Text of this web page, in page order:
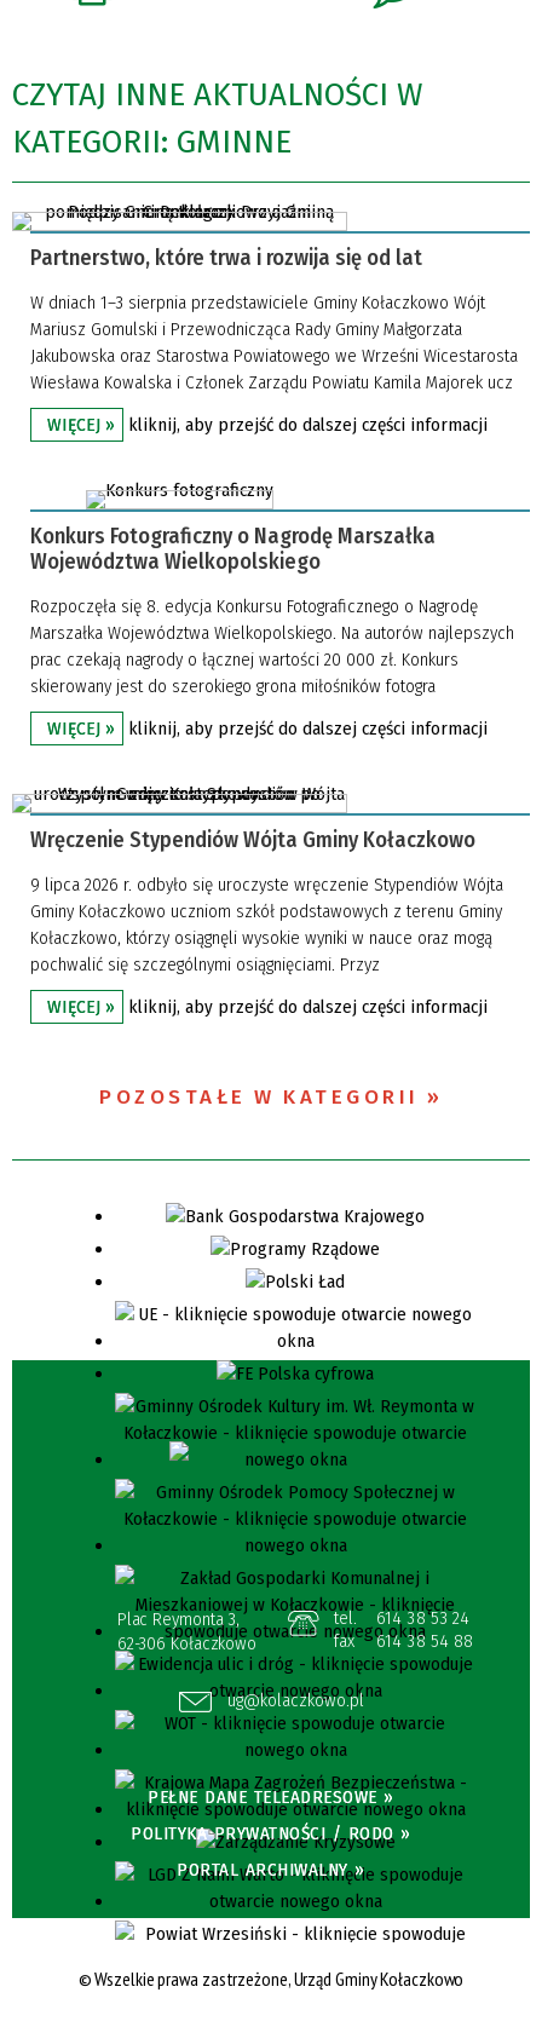
CZYTAJ INNE AKTUALNOŚCI W
KATEGORII: GMINNE
Partnerstwo, które trwa i rozwija się od lat
W dniach 1–3 sierpnia przedstawiciele Gminy Kołaczkowo Wójt
Mariusz Gomulski i Przewodnicząca Rady Gminy Małgorzata
Jakubowska oraz Starostwa Powiatowego we Wrześni Wicestarosta
Wiesława Kowalska i Członek Zarządu Powiatu Kamila Majorek ucz
WIĘCEJ » kliknij, aby przejść do dalszej części informacji
Konkurs Fotograficzny o Nagrodę Marszałka
Województwa Wielkopolskiego
Rozpoczęła się 8. edycja Konkursu Fotograficznego o Nagrodę
Marszałka Województwa Wielkopolskiego. Na autorów najlepszych
prac czekają nagrody o łącznej wartości 20 000 zł. Konkurs
skierowany jest do szerokiego grona miłośników fotogra
WIĘCEJ » kliknij, aby przejść do dalszej części informacji
Wręczenie Stypendiów Wójta Gminy Kołaczkowo
9 lipca 2026 r. odbyło się uroczyste wręczenie Stypendiów Wójta
Gminy Kołaczkowo uczniom szkół podstawowych z terenu Gminy
Kołaczkowo, którzy osiągnęli wysokie wyniki w nauce oraz mogą
pochwalić się szczególnymi osiągnięciami. Przyz
WIĘCEJ » kliknij, aby przejść do dalszej części informacji
POZOSTAŁE W KATEGORII
Plac Reymonta 3,
62-306 Kołaczkowo
tel.
614 38 53 24
fax
614 38 54 88
ug@kolaczkowo.pl
PEŁNE DANE TELEADRESOWE »
POLITYKA PRYWATNOŚCI / RODO »
PORTAL ARCHIWALNY »
© Wszelkie prawa zastrzeżone, Urząd Gminy Kołaczkowo